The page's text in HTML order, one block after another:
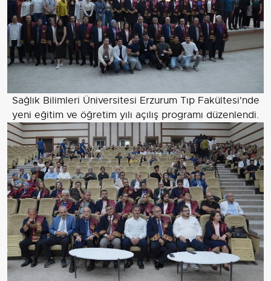
Sağlık Bilimleri Üniversitesi Erzurum Tıp Fakültesi'nde
yeni eğitim ve öğretim yılı açılış programı düzenlendi.